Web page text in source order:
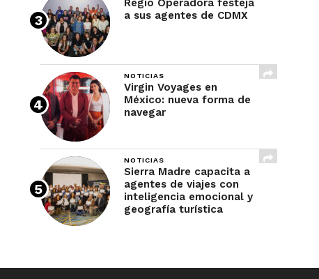
Regio Operadora festeja
a sus agentes de CDMX
NOTICIAS
Virgin Voyages en
México: nueva forma de
navegar
NOTICIAS
Sierra Madre capacita a
agentes de viajes con
inteligencia emocional y
geografía turística